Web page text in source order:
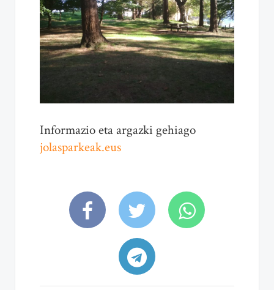
Informazio eta argazki gehiago
jolasparkeak.eus